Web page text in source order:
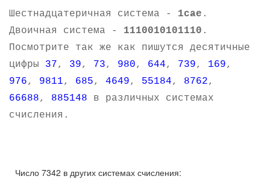
Шестнадцатеричная система - 1cae .
Двоичная система - 1110010101110 .
Посмотрите так же как пишутся десятичные
цифры 37, 39, 73, 980, 644, 739, 169,
976, 9811, 685, 4649, 55184, 8762,
66688, 885148 в различных системах
счисления.
Число 7342 в других системах счисления: